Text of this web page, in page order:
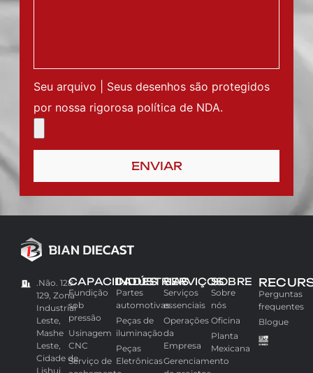
Seu arquivo | Seus desenhos são protegidos
por nossa rigorosa política de NDA.
ENVIAR
.Não. 128-
129, Zona
Industrial
Leste,
Mashe
Leste,
CAPACIDADES
Fundição
sob
pressão
Usinagem
CNC
INDÚSTRIAS
Partes
automotivas
Peças de
iluminação
Peças
SERVIÇOS
Serviços
essenciais
Operações
da
Empresa
SOBRE
Sobre
nós
Oficina
Planta
Mexicana
Perguntas
frequentes
Blogue